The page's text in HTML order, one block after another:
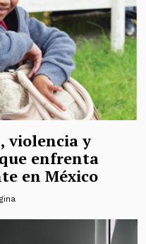
violencia y
enfrenta
en México